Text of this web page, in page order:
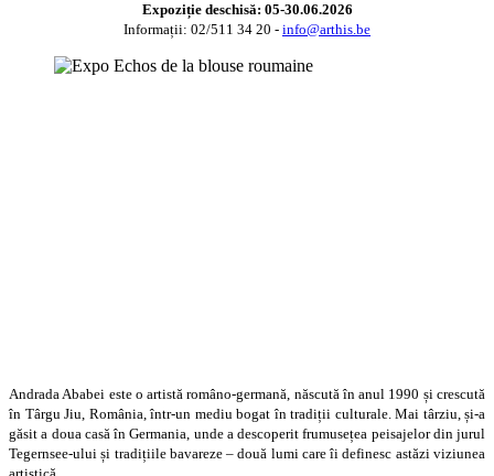
Expoziție deschisă: 05-30.06.2026
Informații: 02/511 34 20 - info@arthis.be
Andrada Ababei este o artistă româno-germană, născută în anul 1990 și crescută
în Târgu Jiu, România, într-un mediu bogat în tradiții culturale. Mai târziu, și-a
găsit a doua casă în Germania, unde a descoperit frumusețea peisajelor din jurul
Tegernsee-ului și tradițiile bavareze – două lumi care îi definesc astăzi viziunea